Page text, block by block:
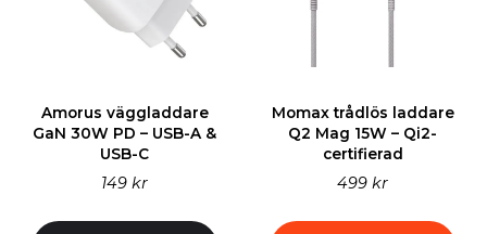
Amorus väggladdare
GaN 30W PD – USB-A &
USB-C
149 kr
Momax trådlös laddare
Q2 Mag 15W – Qi2-
certifierad
499 kr